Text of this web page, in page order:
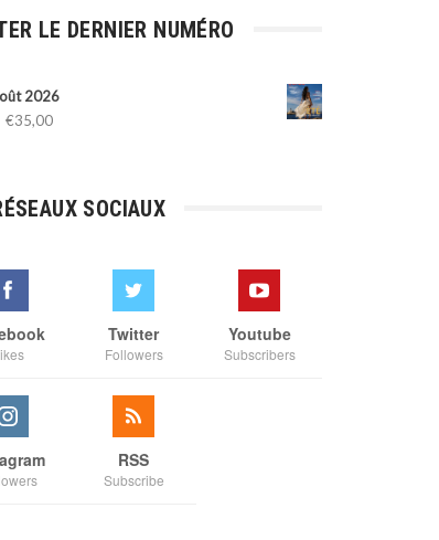
LE DERNIER NUMÉRO
2026
€35,00Plage
à
SOCIAUX
Twitter
Followers
Youtube
Subscribers
RSS
Subscribe